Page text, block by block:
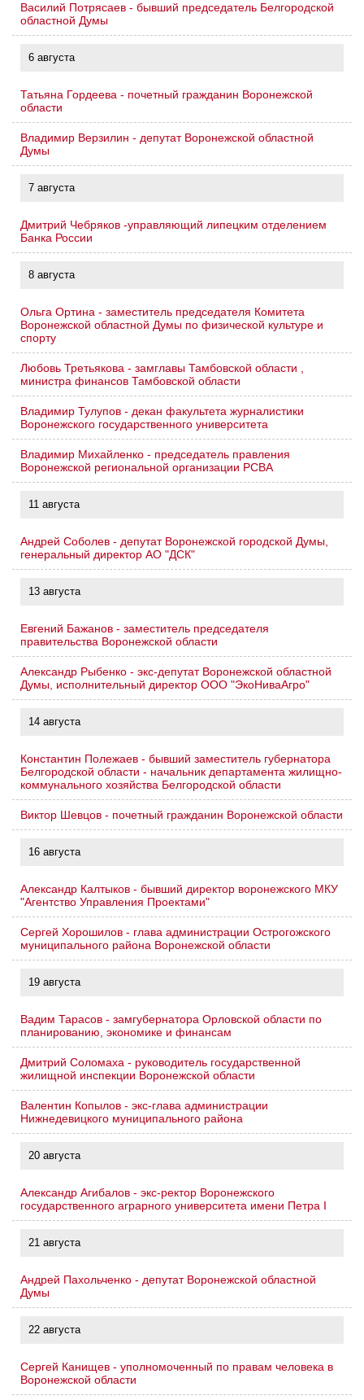
Василий Потрясаев - бывший председатель Белгородской
областной Думы
6 августа
Татьяна Гордеева - почетный гражданин Воронежской
области
Владимир Верзилин - депутат Воронежской областной
Думы
7 августа
Дмитрий Чебряков -управляющий липецким отделением
Банка России
8 августа
Ольга Ортина - заместитель председателя Комитета
Воронежской областной Думы по физической культуре и
спорту
Любовь Третьякова - замглавы Тамбовской области ,
министра финансов Тамбовской области
Владимир Тулупов - декан факультета журналистики
Воронежского государственного университета
Владимир Михайленко - председатель правления
Воронежской региональной организации РСВА
11 августа
Андрей Соболев - депутат Воронежской городской Думы,
генеральный директор АО "ДСК"
13 августа
Евгений Бажанов - заместитель председателя
правительства Воронежской области
Александр Рыбенко - экс-депутат Воронежской областной
Думы, исполнительный директор ООО "ЭкоНиваАгро"
14 августа
Константин Полежаев - бывший заместитель губернатора
Белгородской области - начальник департамента жилищно-
коммунального хозяйства Белгородской области
Виктор Шевцов - почетный гражданин Воронежской области
16 августа
Александр Калтыков - бывший директор воронежского МКУ
"Агентство Управления Проектами"
Сергей Хорошилов - глава администрации Острогожского
муниципального района Воронежской области
19 августа
Вадим Тарасов - замгубернатора Орловской области по
планированию, экономике и финансам
Дмитрий Соломаха - руководитель государственной
жилищной инспекции Воронежской области
Валентин Копылов - экс-глава администрации
Нижнедевицкого муниципального района
20 августа
Александр Агибалов - экс-ректор Воронежского
государственного аграрного университета имени Петра I
21 августа
Андрей Пахольченко - депутат Воронежской областной
Думы
22 августа
Сергей Канищев - уполномоченный по правам человека в
Воронежской области